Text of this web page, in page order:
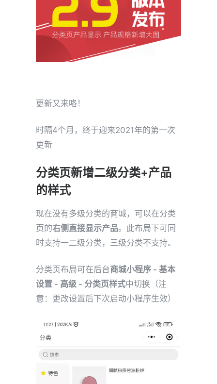
更新又来咯！
时隔4个月，终于迎来2021年的第一次
更新
分类页新增二级分类+产品
的样式
现在没有多级分类的商城，可以在分类
页的右侧直接显示产品。此布局下可同
时支持一二级分类，三级分类不支持。
分类页布局可在后台商城小程序 - 基本
设置 - 高级 - 分类页样式中切换（注
意：更改设置后下次启动小程序生效）